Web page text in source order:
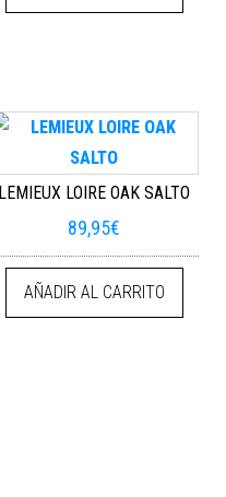
LEMIEUX LOIRE OAK SALTO
89,95€
AÑADIR AL CARRITO